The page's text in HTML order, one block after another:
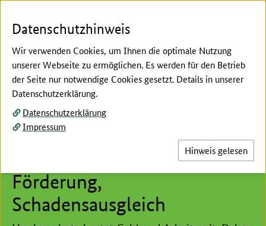
Willkommen beim:
Hier beginnt der Hauptinhalt dieser Seite
Regelungen in Deutschland –
Herdenschutzberatung,
Förderung,
Schadensausgleich
Datenschutzhinweis
Wir verwenden Cookies, um Ihnen die optimale Nutzung
unserer Webseite zu ermöglichen. Es werden für den Betrieb
der Seite nur notwendige Cookies gesetzt. Details in unserer
Datenschutzerklärung.
Datenschutzerklärung
Impressum
Hinweis gelesen